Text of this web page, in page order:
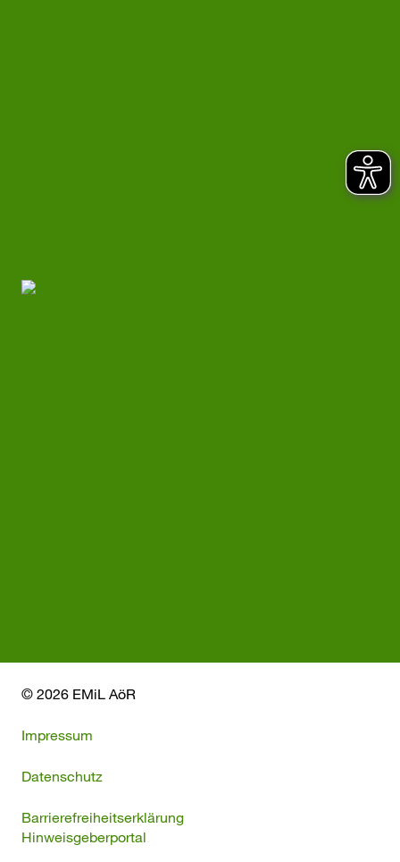
© 2026 EMiL AöR
Impressum
Datenschutz
Barrierefreiheitserklärung
Hinweisgeberportal